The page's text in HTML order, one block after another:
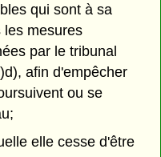
qui sont à sa
les mesures
par le tribunal
afin d'empêcher
ou se
elle cesse d'être